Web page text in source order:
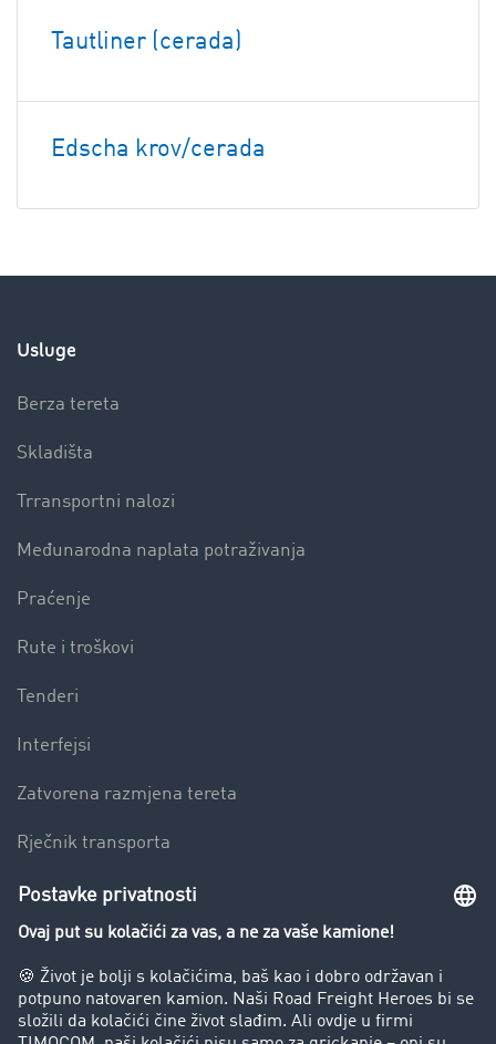
Tautliner (cerada)
Edscha krov/cerada
Usluge
Berza tereta
Skladišta
Trransportni nalozi
Međunarodna naplata potraživanja
Praćenje
Rute i troškovi
Tenderi
Interfejsi
Zatvorena razmjena tereta
Rječnik transporta
Preduzeće
Success Stories
Korisnici preporučuju korisnike